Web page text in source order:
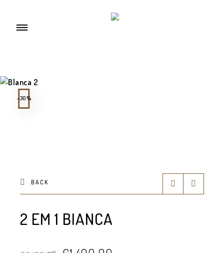
-30%
BACK
2 EM 1 BIANCA